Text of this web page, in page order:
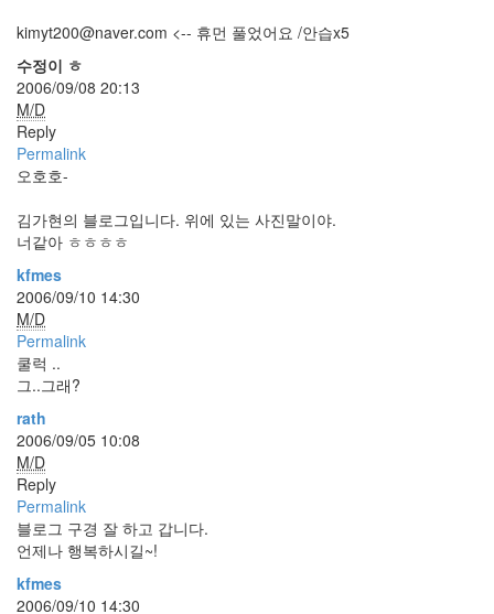
kimyt200@naver.com <-- 휴먼 풀었어요 /안습x5
수정이 ㅎ
2006/09/08 20:13
M/D
Reply
Permalink
오호호-
김가현의 블로그입니다. 위에 있는 사진말이야.
너같아 ㅎㅎㅎㅎ
kfmes
2006/09/10 14:30
M/D
Permalink
쿨럭 ..
그..그래?
rath
2006/09/05 10:08
M/D
Reply
Permalink
블로그 구경 잘 하고 갑니다.
언제나 행복하시길~!
kfmes
2006/09/10 14:30
PSP
9
음
악
1
코
드
악
0
사
진
6
테
슬
라
23
40
라
즈
베
리
파
이
0
리